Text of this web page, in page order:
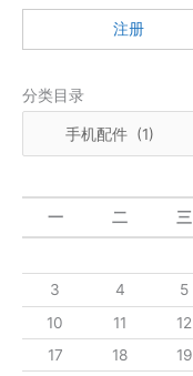
能
指
：
注册
分类目录
一 二 三
3
4 5
10
11 12
17
18 19